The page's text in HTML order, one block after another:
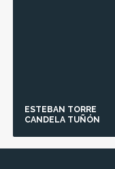
ESTEBAN TORRE
CANDELA TUÑÓN